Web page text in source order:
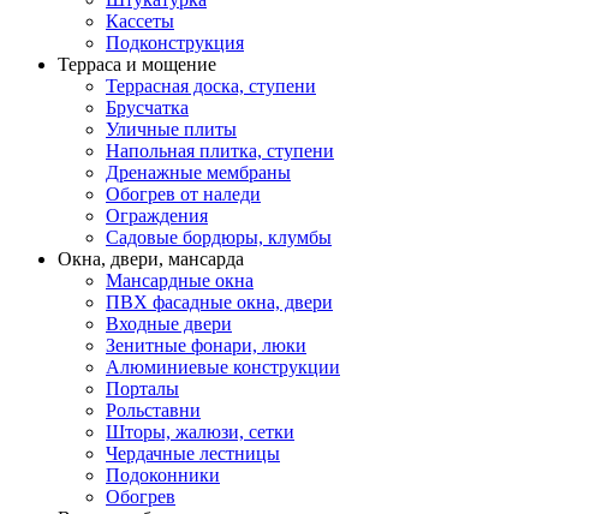
Кассеты
Подконструкция
Терраса и мощение
Террасная доска, ступени
Брусчатка
Уличные плиты
Напольная плитка, ступени
Дренажные мембраны
Обогрев от наледи
Ограждения
Садовые бордюры, клумбы
Окна, двери, мансарда
Мансардные окна
ПВХ фасадные окна, двери
Входные двери
Зенитные фонари, люки
Алюминиевые конструкции
Порталы
Рольставни
Шторы, жалюзи, сетки
Чердачные лестницы
Подоконники
Обогрев